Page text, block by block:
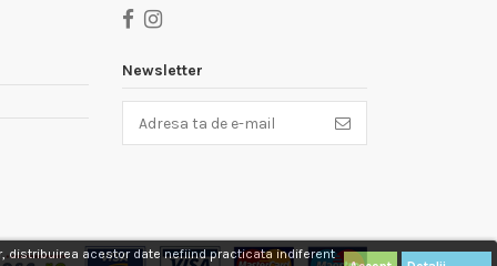
distribuirea acestor date nefiind practicata indiferent
Newsletter